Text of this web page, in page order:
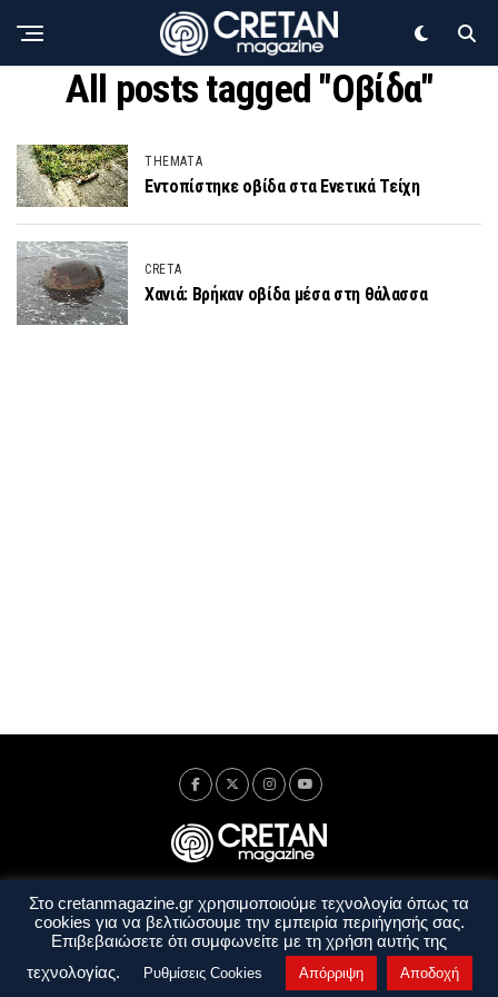
All posts tagged "Οβίδα"
THEMATA
Εντοπίστηκε οβίδα στα Ενετικά Τείχη
CRETA
Χανιά: Βρήκαν οβίδα μέσα στη θάλασσα
Ταυτότητα Πολιτική Απορρήτου
Όροι Χρήσης
Όροι και Προϋποθέσεις
Στο cretanmagazine.gr χρησιμοποιούμε τεχνολογία όπως τα
cookies για να βελτιώσουμε την εμπειρία περιήγησής σας.
Επιβεβαιώσετε ότι συμφωνείτε με τη χρήση αυτής της
τεχνολογίας.
Ρυθμίσεις Cookies Απόρριψη Αποδοχή